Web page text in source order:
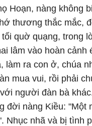
Hoạn, nàng không
thương thắc mắc,
quờ quạng, trong
lâm vào hoàn cảnh
làm ra con ở, chúa
mua vui, rồi phải
người đàn bà
đời nàng Kiều: "Một
Nhục nhã và bị tình